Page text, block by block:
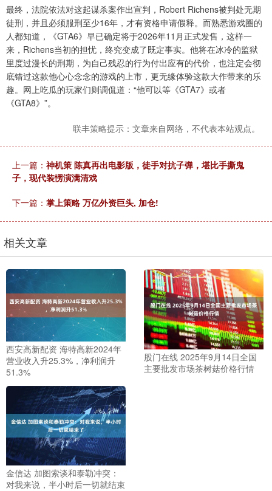
最终，法院依法对这起谋杀案作出宣判，Robert Richens被判处无期
徒刑，并且必须服刑至少16年，才有资格申请假释。而熟悉游戏圈的
人都知道，《GTA6》早已确定将于2026年11月正式发售，这样一
来，Richens当初的担忧，终究变成了既定事实。他将在冰冷的监狱
里度过漫长的刑期，为自己残忍的行为付出应有的代价，也注定会彻
底错过这款他心心念念的游戏的上市，更无缘体验这款大作带来的乐
趣。网上吃瓜的玩家们则调侃道：“他可以等《GTA7》或者
《GTA8》”。
联丰策略提示：文章来自网络，不代表本站观点。
上一篇： 神机策 陈真再出电影版，徒手对抗子弹，堪比手撕鬼
子，现代装愣演满清戏
下一篇： 掌上策略 万亿外资巨头, 加仓!
相关文章
西安高新配资 海特高新2024年
营业收入升25.3%，净利润升
51.3%
股门在线 2025年9月14日全国
主要批发市场茶树菇价格行情
金信达 加图索谈和泰勒冲突：
对我来说，半小时后一切就结束